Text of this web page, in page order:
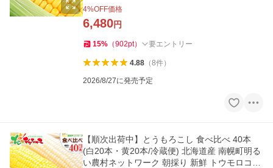
4%OFF価格
6,480円
15% （902pt） 要エントリー
4.88（8件）
2026/8/27に発売予定
【順次出荷中】とうもろこし 食べ比べ 40本
(白20本・黄20本/冷蔵便) 北海道産 南幌町明る
い農村ネットワーク 朝採り 新鮮 トウモロコシ